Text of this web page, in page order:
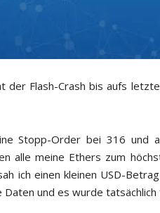
der Flash-Crash bis aufs
Stopp-Order bei 316 und
alle meine Ethers zum
ich einen kleinen USD-
und es wurde